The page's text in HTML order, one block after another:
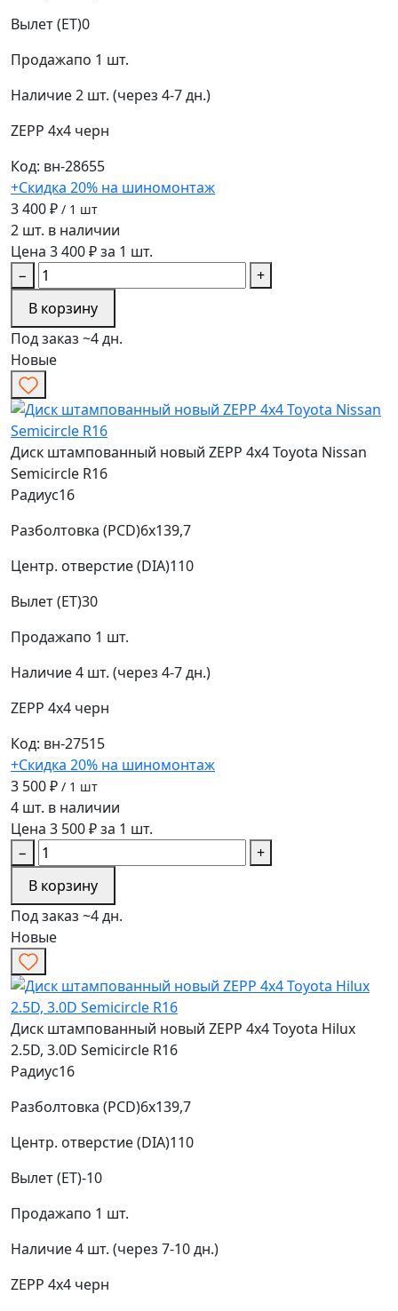
Вылет (ET)0
Продажапо 1 шт.
Наличие2 шт. (через 4-7 дн.)
ZEPP 4х4 черн
Код: вн-28655
+Скидка 20% на шиномонтаж
3 400 ₽ / 1 шт
2 шт. в наличии
Цена 3 400 ₽ за 1 шт.
−
+
В корзину
Под заказ ~4 дн.
Новые
Диск штампованный новый ZEPP 4х4 Toyota Nissan
Semicircle R16
Радиус16
Разболтовка (PCD)6x139,7
Центр. отверстие (DIA)110
Вылет (ET)30
Продажапо 1 шт.
Наличие4 шт. (через 4-7 дн.)
ZEPP 4х4 черн
Код: вн-27515
+Скидка 20% на шиномонтаж
3 500 ₽ / 1 шт
4 шт. в наличии
Цена 3 500 ₽ за 1 шт.
−
+
В корзину
Под заказ ~4 дн.
Новые
Диск штампованный новый ZEPP 4x4 Toyota Hilux
2.5D, 3.0D Semicircle R16
Радиус16
Разболтовка (PCD)6x139,7
Центр. отверстие (DIA)110
Вылет (ET)-10
Продажапо 1 шт.
Наличие4 шт. (через 7-10 дн.)
ZEPP 4x4 черн